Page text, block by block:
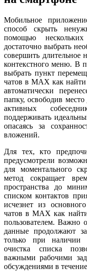
Мобильное
способ скрыть
помощью
достаточно выбрать
совершить длительное
контекстного меню. В
выбрать пункт
чатов в MAX как
автоматически
папку, освободив
активных
поддерживать
опасаясь за
вложений.
Для тех, кто
предусмотрели
для моментального
метод сокращает
пространства до
списком контактов
исчезнет из
чатов в MAX как
пользователем. Важно
данные продолжают
только при наличии
очистка списка
важными рабочими
обсуждениями в